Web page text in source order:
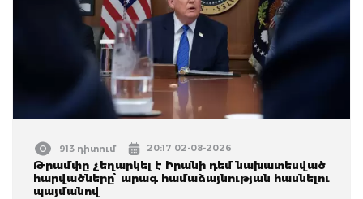
913 դիտում 20:17 02-08-2026
Թրամփը չեղարկել է Իրանի դեմ նախատեսված
հարվածները՝ արագ համաձայնության հասնելու
պայմանով